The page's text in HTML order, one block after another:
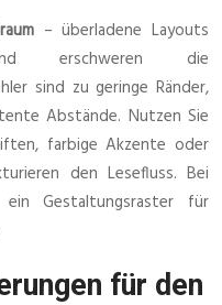
– überladene Layouts
erschweren die
sind zu geringe Ränder,
Abstände. Nutzen Sie
farbige Akzente oder
den Lesefluss. Bei
Gestaltungsraster für
für den